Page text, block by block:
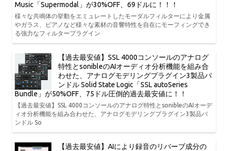
Music「Supermodal」が30%OFF、69ドルに！！！
様々な共鳴体の挙動をエミュレートしたモーダルフィルターにより金属
やガラス、ピアノなど様々な素材の音響特性を自在にモーフィングでき
る強力なフィルタープラグイン
【過去最安値】SSL 4000コンソールのアナログ
特性とsonibleのAIオーディオ分析機能を組み合
わせた、アナログモデリングプラグイン3製品バ
ンドル Solid State Logic「SSL autoSeries
Bundle」が50%OFF、75ドル圧倒的過去最安値に！！
【過去最安値】SSL 4000コンソールのアナログ特性とsonibleのAIオーデ
ィオ分析機能を組み合わせた、アナログモデリングプラグイン3製品バ
ンドル So
【過去最安値】AIにより録音のリバーブ成分の